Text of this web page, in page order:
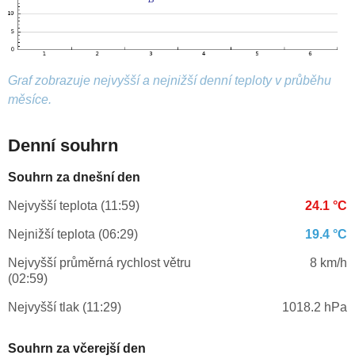
Graf zobrazuje nejvyšší a nejnižší denní teploty v průběhu
měsíce.
Denní souhrn
Souhrn za dnešní den
Nejvyšší teplota (11:59) 24.1 °C
Nejnižší teplota (06:29) 19.4 °C
Nejvyšší průměrná rychlost větru
(02:59)
8 km/h
Nejvyšší tlak (11:29) 1018.2 hPa
Souhrn za včerejší den